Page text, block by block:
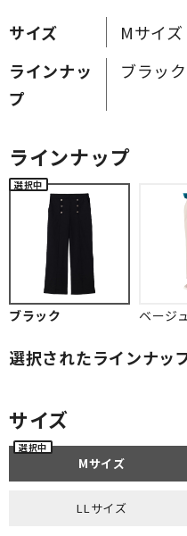
サイズ
Mサイズ
ラインナッ
プ
ブラック
ラインナップ
ブラック ベージュ
選択されたラインナッ
サイズ
Mサイズ
LLサイズ